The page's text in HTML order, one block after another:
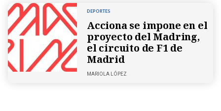
DEPORTES
Acciona se impone en el
proyecto del Madring,
el circuito de F1 de
Madrid
MARIOLA LÓPEZ